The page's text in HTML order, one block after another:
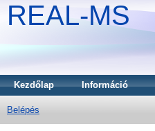
REAL-MS
Kezdőlap Információ
Belépés